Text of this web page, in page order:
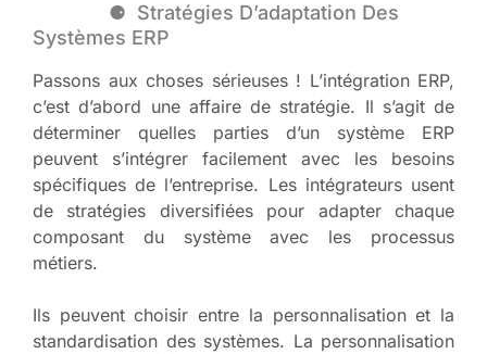
Stratégies D’adaptation Des
Systèmes ERP
Passons aux choses sérieuses ! L’intégration ERP,
c’est d’abord une affaire de stratégie. Il s’agit de
déterminer quelles parties d’un système ERP
peuvent s’intégrer facilement avec les besoins
spécifiques de l’entreprise. Les intégrateurs usent
de stratégies diversifiées pour adapter chaque
composant du système avec les processus
métiers.
Ils peuvent choisir entre la personnalisation et la
standardisation des systèmes. La personnalisation